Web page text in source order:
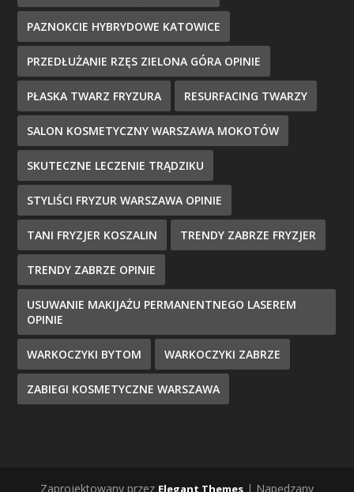
PAZNOKCIE HYBRYDOWE KATOWICE
PRZEDŁUŻANIE RZĘS ZIELONA GÓRA OPINIE
PŁASKA TWARZ FRYZURA RESURFACING TWARZY
SALON KOSMETYCZNY WARSZAWA MOKOTÓW
SKUTECZNE LECZENIE TRĄDZIKU
STYLIŚCI FRYZUR WARSZAWA OPINIE
TANI FRYZJER KOSZALIN TRENDY ZABRZE FRYZJER
TRENDY ZABRZE OPINIE
USUWANIE MAKIJAŻU PERMANENTNEGO LASEREM
OPINIE
WARKOCZYKI BYTOM WARKOCZYKI ZABRZE
ZABIEGI KOSMETYCZNE WARSZAWA
Zaprojektowany przez Elegant Themes | Napędzany